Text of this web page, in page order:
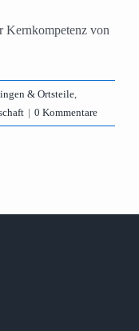
Kernkompetenz von
& Ortsteile,
| 0 Kommentare